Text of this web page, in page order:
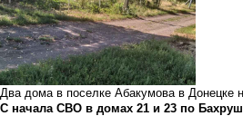
Два дома в поселке Абакумова в Донецке
С начала СВО в домах 21 и 23 по